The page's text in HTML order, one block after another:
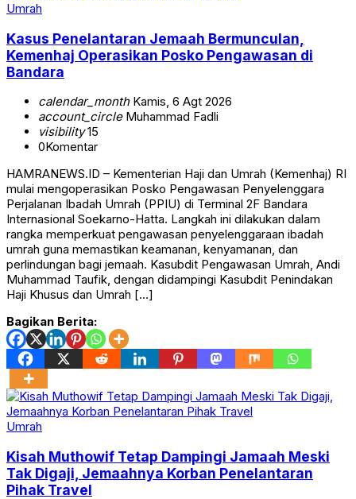
Umrah
Kasus Penelantaran Jemaah Bermunculan,
Kemenhaj Operasikan Posko Pengawasan di
Bandara
calendar_monthKamis, 6 Agt 2026
account_circleMuhammad Fadli
visibility15
0Komentar
HAMRANEWS.ID – Kementerian Haji dan Umrah (Kemenhaj) RI
mulai mengoperasikan Posko Pengawasan Penyelenggara
Perjalanan Ibadah Umrah (PPIU) di Terminal 2F Bandara
Internasional Soekarno-Hatta. Langkah ini dilakukan dalam
rangka memperkuat pengawasan penyelenggaraan ibadah
umrah guna memastikan keamanan, kenyamanan, dan
perlindungan bagi jemaah. Kasubdit Pengawasan Umrah, Andi
Muhammad Taufik, dengan didampingi Kasubdit Penindakan
Haji Khusus dan Umrah […]
Bagikan Berita:
Umrah
Kisah Muthowif Tetap Dampingi Jamaah Meski
Tak Digaji, Jemaahnya Korban Penelantaran
Pihak Travel